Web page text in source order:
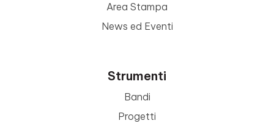
Area Stampa
News ed Eventi
Strumenti
Bandi
Progetti